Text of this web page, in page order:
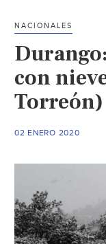
NACIONALES
con
Torreón)
02 ENERO 2020